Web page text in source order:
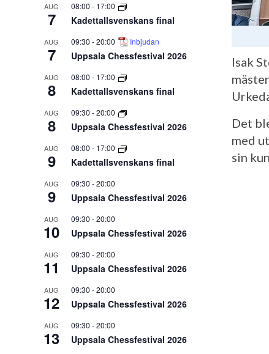
AUG
7
08:00 - 17:00
Kadettallsvenskans final
AUG
7
09:30 -20:00 Inbjudan
Uppsala Chessfestival 2026
AUG
8
08:00 - 17:00
Kadettallsvenskans final
AUG
8
09:30 -20:00
Uppsala Chessfestival 2026
AUG
9
08:00 - 17:00
Kadettallsvenskans final
AUG
9
09:30 -20:00
Uppsala Chessfestival 2026
AUG
10
09:30 -20:00
Uppsala Chessfestival 2026
AUG
11
09:30 -20:00
Uppsala Chessfestival 2026
AUG
12
09:30 -20:00
Uppsala Chessfestival 2026
AUG
13
09:30 -20:00
Uppsala Chessfestival 2026
Isak
Det
med
sin